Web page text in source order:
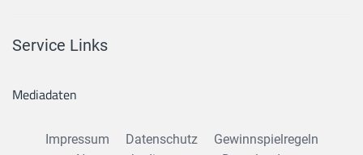
Service Links
Mediadaten
Impressum Datenschutz
Gewinnspielregeln